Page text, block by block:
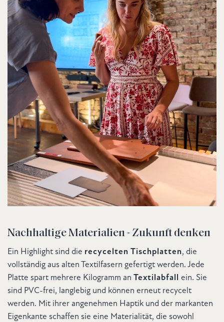
Nachhaltige Materialien - Zukunft denken
Ein Highlight sind die recycelten Tischplatten, die
vollständig aus alten Textilfasern gefertigt werden. Jede
Platte spart mehrere Kilogramm an Textilabfall
ein. Sie
sind PVC-frei, langlebig und können erneut recycelt
werden. Mit ihrer angenehmen Haptik und der markanten
Eigenkante schaffen sie eine Materialität, die sowohl